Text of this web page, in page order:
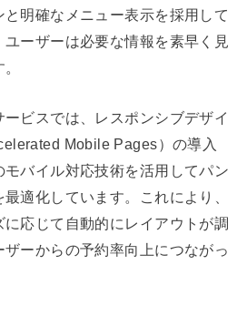
明確なメニュー表示を採用して
ーザーは必要な情報を素早く見
ビスでは、レスポンシブデザイ
Mobile Pages）の導入
バイル対応技術を活用してパン
適化しています。これにより、
応じて自動的にレイアウトが調
ーからの予約率向上につながっ